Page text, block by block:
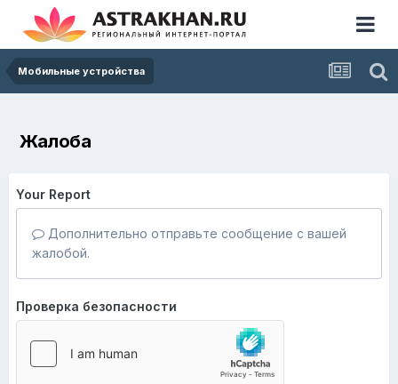
Мобильные устройства
Жалоба
Your Report
Дополнительно отправьте сообщение с вашей
жалобой.
Проверка безопасности